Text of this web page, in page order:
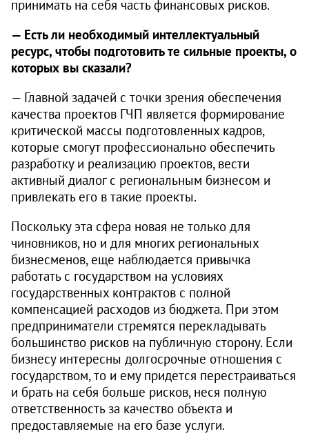
принимать на себя часть финансовых рисков.
— Есть ли необходимый интеллектуальный
ресурс, чтобы подготовить те сильные проекты, о
которых вы сказали?
— Главной задачей с точки зрения обеспечения
качества проектов ГЧП является формирование
критической массы подготовленных кадров,
которые смогут профессионально обеспечить
разработку и реализацию проектов, вести
активный диалог с региональным бизнесом и
привлекать его в такие проекты.
Поскольку эта сфера новая не только для
чиновников, но и для многих региональных
бизнесменов, еще наблюдается привычка
работать с государством на условиях
государственных контрактов с полной
компенсацией расходов из бюджета. При этом
предприниматели стремятся перекладывать
большинство рисков на публичную сторону. Если
бизнесу интересны долгосрочные отношения с
государством, то и ему придется перестраиваться
и брать на себя больше рисков, неся полную
ответственность за качество объекта и
предоставляемые на его базе услуги.